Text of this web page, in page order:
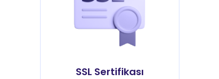
SSL Sertifikası